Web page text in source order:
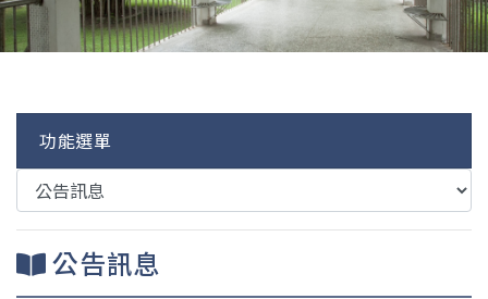
功能選單
公告訊息